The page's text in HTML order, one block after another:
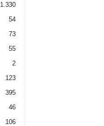
1.330
54
73
55
2
123
395
46
106